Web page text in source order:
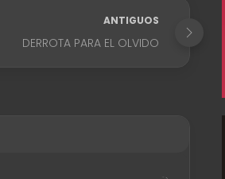
ANTIGUOS
DERROTA PARA EL OLVIDO